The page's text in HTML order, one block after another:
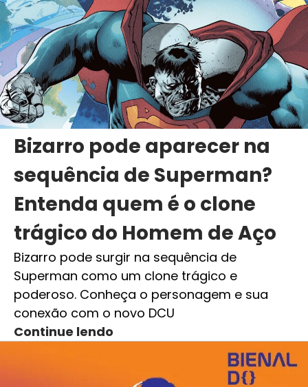
Bizarro pode aparecer na
sequência de Superman?
Entenda quem é o clone
trágico do Homem de Aço
Bizarro pode surgir na sequência de
Superman como um clone trágico e
poderoso. Conheça o personagem e sua
conexão com o novo DCU
Continue lendo